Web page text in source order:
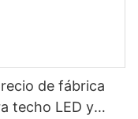
de fábrica
techo LED y